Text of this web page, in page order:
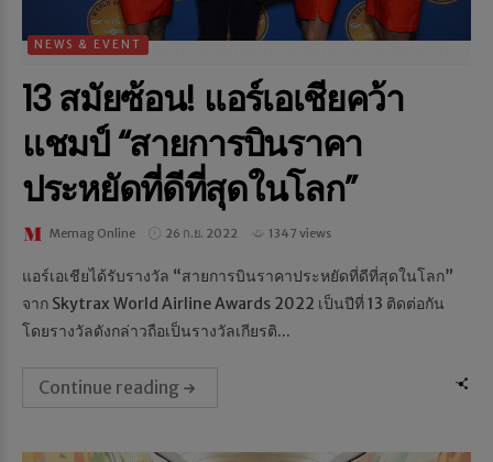
NEWS & EVENT
13 สมัยซ้อน! แอร์เอเชียคว้า
แชมป์ “สายการบินราคา
ประหยัดที่ดีที่สุดในโลก”
Memag Online 26 ก.ย. 2022 1347 views
แอร์เอเชียได้รับรางวัล “สายการบินราคาประหยัดที่ดีที่สุดในโลก”
จาก Skytrax World Airline Awards 2022 เป็นปีที่ 13 ติดต่อกัน
โดยรางวัลดังกล่าวถือเป็นรางวัลเกียรติ...
Continue reading